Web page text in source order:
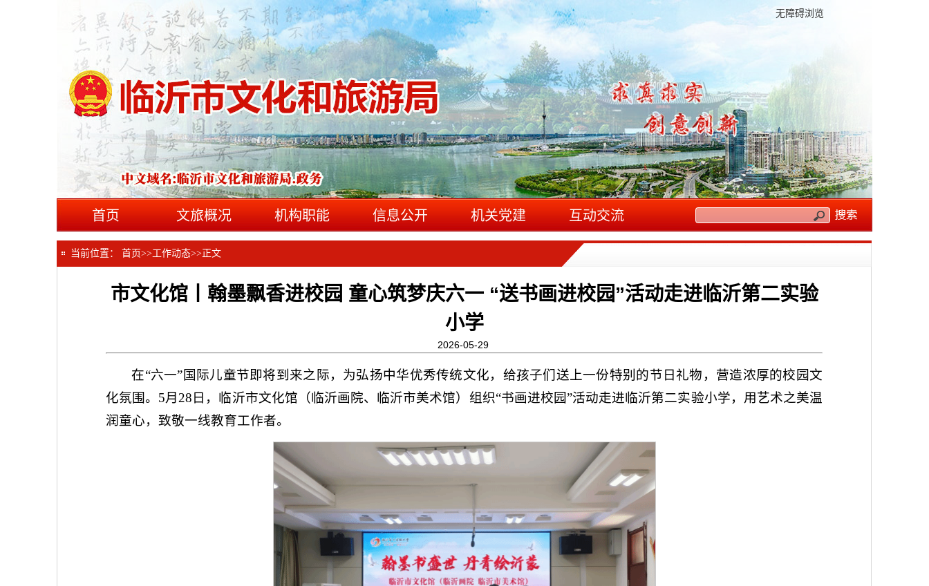
无障碍浏览
首页 文旅概况 机构职能 信息公开 机关党建 互动交流
当前位置： 首页>>工作动态>> 正文
市文化馆丨翰墨飘香进校园 童心筑梦庆六一 “送书画进校园”活动走进临沂第二实验
小学
2026-05-29
在“六一”国际儿童节即将到来之际，为弘扬中华优秀传统文化，给孩子们送上一份特别的节日礼物，营造浓厚的校园文
化氛围。5月28日，临沂市文化馆（临沂画院、临沂市美术馆）组织“书画进校园”活动走进临沂第二实验小学，用艺术之美温
润童心，致敬一线教育工作者。